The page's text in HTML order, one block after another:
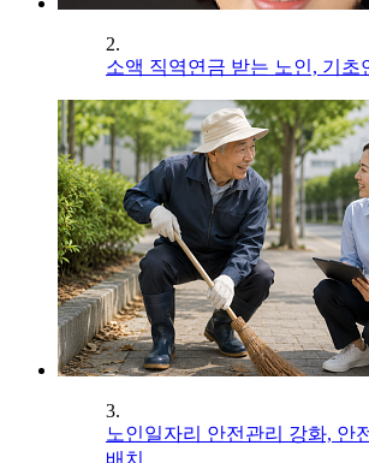
2.
소액 직역연금 받는 노인, 기초
3.
노인일자리 안전관리 강화, 안